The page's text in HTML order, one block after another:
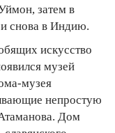
затем в
снова в Индию.
искусство
музей
музея
непростую
Дом